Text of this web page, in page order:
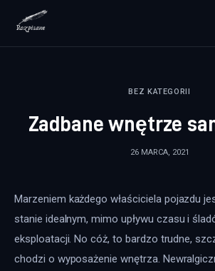
rozpisane.pl
Zdrowie
Dom i ogród
Więcej
BEZ KATEGORII
Zadbane wnętrze
26 MARCA, 2021
Marzeniem każdego właściciela pojazdu
stanie idealnym, mimo upływu czasu i
eksploatacji. No cóż, to bardzo trudne,
chodzi o wyposażenie wnętrza.